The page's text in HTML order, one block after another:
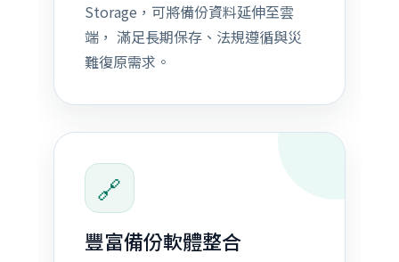
Storage，可將備份資料延伸至雲
端， 滿足長期保存、法規遵循與災
難復原需求。
🔗
豐富備份軟體整合